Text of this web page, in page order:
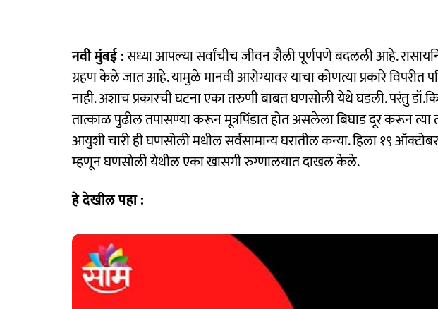
नवी मुंबई :सध्या आपल्या सर्वांचीच जीवन शैली पूर्णपणे बदलली आहे.
ग्रहण केले जात आहे. यामुळे मानवी आरोग्यावर याचा कोणत्या प्रकारे विपरीत
नाही. अशाच प्रकारची घटना एका तरुणी बाबत घणसोली येथे घडली. परंतु
तात्काळ पुढील तपासण्या करून मूत्रपिंडात होत असलेला बिघाड दूर करून
आयुशी चारी ही घणसोली मधील सर्वसामान्य घरातील कन्या. हिला १९
म्हणून घणसोली येथील एका खासगी रुग्णालयात दाखल केले.
हे देखील पहा :